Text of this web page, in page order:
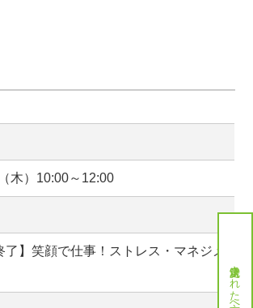
木）10:00～12:00
了】笑顔で仕事！ストレス・マネジメ
就労決定された方へ